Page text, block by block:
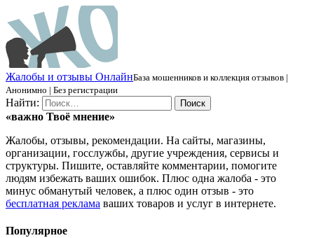
Жалобы и отзывы ОнлайнБаза мошенников и коллекция отзывов |
Анонимно | Без регистрации
Найти:
«важно Твоё мнение»
Жалобы, отзывы, рекомендации. На сайты, магазины,
организации, госслужбы, другие учреждения, сервисы и
структуры. Пишите, оставляйте комментарии, помогите
людям избежать ваших ошибок. Плюс одна жалоба - это
минус обманутый человек, а плюс один отзыв - это
бесплатная реклама ваших товаров и услуг в интернете.
Популярное